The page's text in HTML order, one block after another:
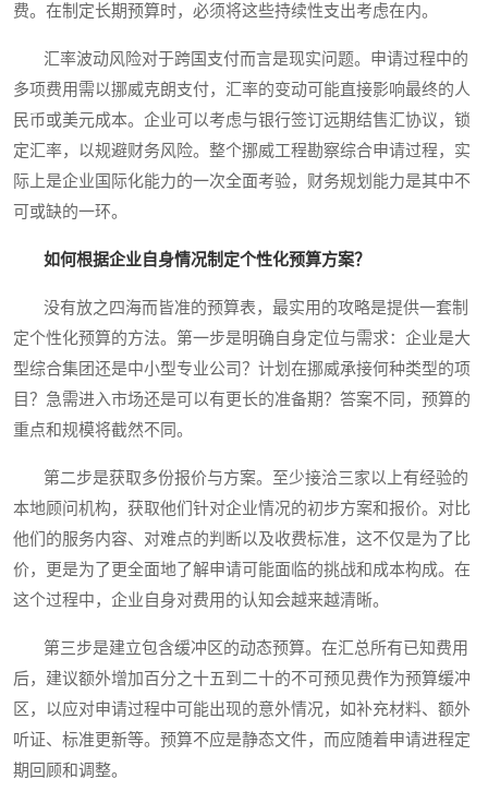
费。在制定长期预算时，必须将这些持续性支出考虑在内。
汇率波动风险对于跨国支付而言是现实问题。申请过程中的
多项费用需以挪威克朗支付，汇率的变动可能直接影响最终的人
民币或美元成本。企业可以考虑与银行签订远期结售汇协议，锁
定汇率，以规避财务风险。整个挪威工程勘察综合申请过程，实
际上是企业国际化能力的一次全面考验，财务规划能力是其中不
可或缺的一环。
如何根据企业自身情况制定个性化预算方案？
没有放之四海而皆准的预算表，最实用的攻略是提供一套制
定个性化预算的方法。第一步是明确自身定位与需求：企业是大
型综合集团还是中小型专业公司？计划在挪威承接何种类型的项
目？急需进入市场还是可以有更长的准备期？答案不同，预算的
重点和规模将截然不同。
第二步是获取多份报价与方案。至少接洽三家以上有经验的
本地顾问机构，获取他们针对企业情况的初步方案和报价。对比
他们的服务内容、对难点的判断以及收费标准，这不仅是为了比
价，更是为了更全面地了解申请可能面临的挑战和成本构成。在
这个过程中，企业自身对费用的认知会越来越清晰。
第三步是建立包含缓冲区的动态预算。在汇总所有已知费用
后，建议额外增加百分之十五到二十的不可预见费作为预算缓冲
区，以应对申请过程中可能出现的意外情况，如补充材料、额外
听证、标准更新等。预算不应是静态文件，而应随着申请进程定
期回顾和调整。